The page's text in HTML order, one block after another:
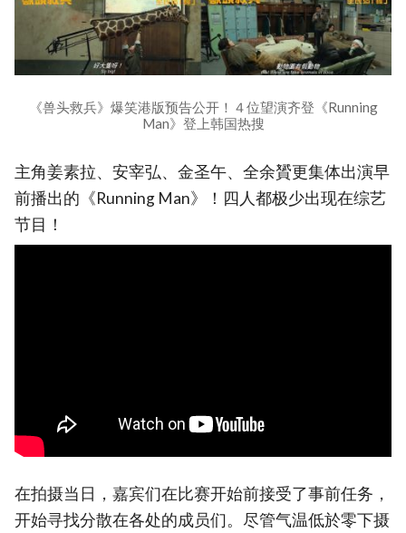
《兽头救兵》爆笑港版预告公开！４位望演齐登《Running
Man》登上韩国热搜
主角姜素拉、安宰弘、金圣午、全余贇更集体出演早
前播出的《Running Man》！四人都极少出现在综艺
节目！
在拍摄当日，嘉宾们在比赛开始前接受了事前任务，
开始寻找分散在各处的成员们。尽管气温低於零下摄